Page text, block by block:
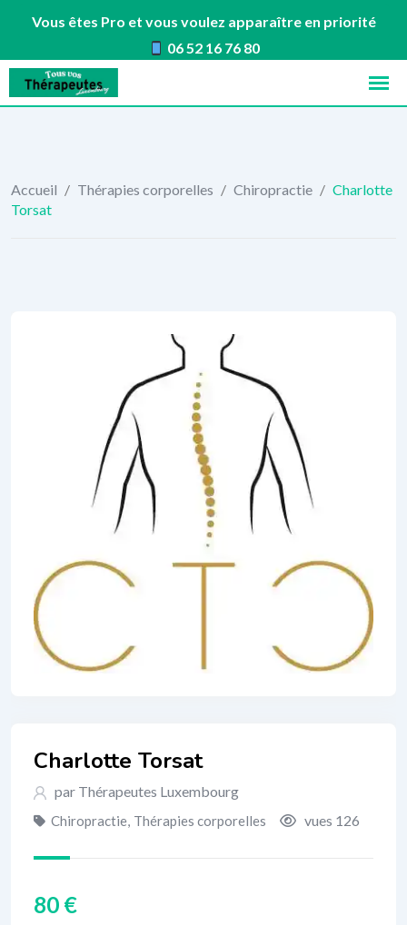
Vous êtes Pro et vous voulez apparaître en priorité
06 52 16 76 80
Skip
content
Accueil / Thérapies corporelles / Chiropractie / Charlotte
Torsat
Charlotte Torsat
par Thérapeutes Luxembourg
Chiropractie, Thérapies corporelles vues 126
80 €